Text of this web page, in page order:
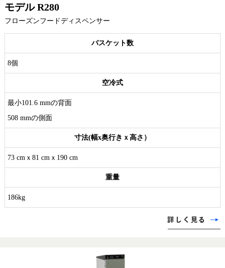
モデル R280
フローズンフードディスペンサー
バスケット数
8個
空冷式
最小101.6 mmの背面
508 mmの側面
寸法(幅x奥行きｘ高さ）
73 cmｘ81 cmｘ190 cm
重量
186kg